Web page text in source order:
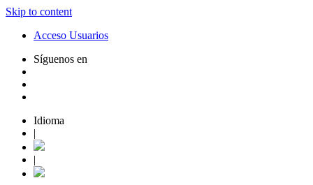
Skip to content
Acceso Usuarios
Síguenos en
Idioma
|
|